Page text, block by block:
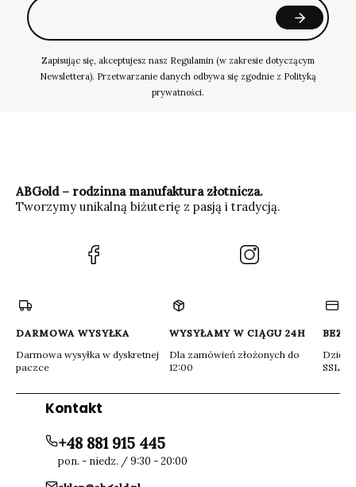
Zapisując się, akceptujesz nasz Regulamin (w zakresie dotyczącym
Newslettera). Przetwarzanie danych odbywa się zgodnie z Polityką
prywatności.
ABGold – rodzinna manufaktura złotnicza.
Tworzymy unikalną biżuterię z pasją i tradycją.
(Otwiera
się
DARMOWA WYSYŁKA
Darmowa wysyłka w dyskretnej
paczce
WYSYŁAMY W CIĄGU 24H
Dla zamówień złożonych do
12:00
Dzięki
SSL
Kontakt
+48 881 915 445
pon. - niedz. / 9:30 - 20:00